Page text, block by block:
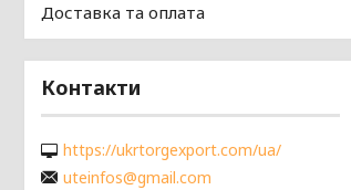
Доставка та оплата
Контакти
https://ukrtorgexport.com/ua/
uteinfos@gmail.com